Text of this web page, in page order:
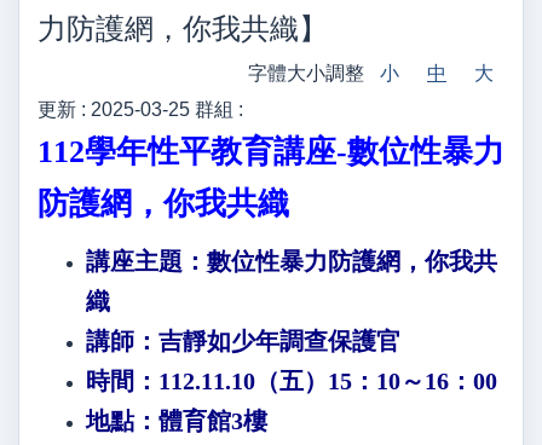
力防護網，你我共織】
字體大小調整 小 中
大
更新 : 2025-03-25 群組 :
112學年性平教育講座-數位性暴力
防護網，你我共織
講座主題：數位性暴力防護網，你我共
織
講師：吉靜如少年調查保護官
時間：112.11.10（五）15：10～16：00
地點：體育館3樓